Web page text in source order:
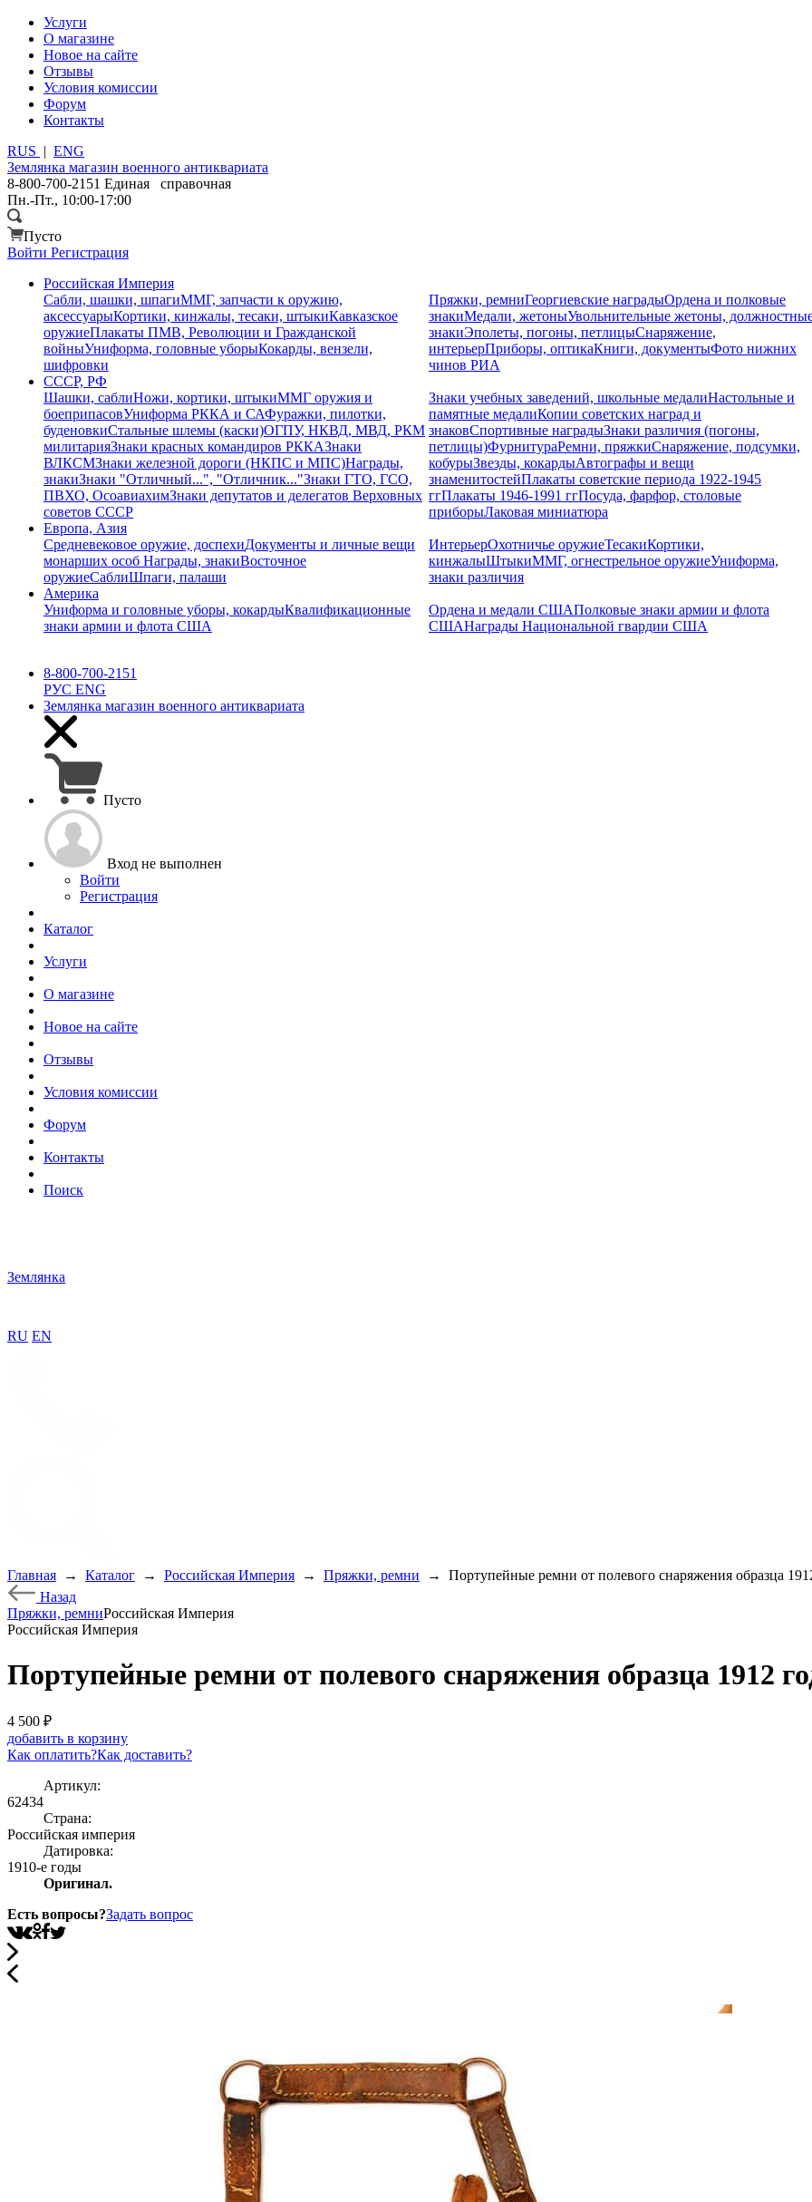
Услуги
О магазине
Новое на сайте
Отзывы
Условия комиссии
Форум
Контакты
RUS | ENG
Землянка магазин военного антиквариата
8-800-700-2151 Единая справочная
Пн.-Пт., 10:00-17:00
Пусто
Войти Регистрация
Российская Империя
Сабли, шашки, шпагиММГ, запчасти к оружию,
аксессуарыКортики, кинжалы, тесаки, штыкиКавказское
оружиеПлакаты ПМВ, Революции и Гражданской
войныУниформа, головные уборыКокарды, вензели,
шифровки
Пряжки, ремниГеоргиевские наградыОрдена и полковые
знакиМедали, жетоныУвольнительные жетоны,
знакиЭполеты, погоны, петлицыСнаряжение,
интерьерПриборы, оптикаКниги, документыФото нижних
чинов РИА
СССР, РФ
Шашки, саблиНожи, кортики, штыкиММГ оружия и
боеприпасовУниформа РККА и САФуражки, пилотки,
буденовкиСтальные шлемы (каски)ОГПУ, НКВД, МВД, РКМ
милитарияЗнаки красных командиров РККАЗнаки
ВЛКСМЗнаки железной дороги (НКПС и МПС)Награды,
знакиЗнаки "Отличный...", "Отличник..."Знаки ГТО, ГСО,
ПВХО, ОсоавиахимЗнаки депутатов и делегатов Верховных
советов СССР
Знаки учебных заведений, школьные медалиНастольные и
памятные медалиКопии советских наград и
знаковСпортивные наградыЗнаки различия (погоны,
петлицы)ФурнитураРемни, пряжкиСнаряжение, подсумки,
кобурыЗвезды, кокардыАвтографы и вещи
знаменитостейПлакаты советские периода 1922-1945
ггПлакаты 1946-1991 ггПосуда, фарфор, столовые
приборыЛаковая миниатюра
Европа, Азия
Средневековое оружие, доспехиДокументы и личные вещи
монарших особ Награды, знакиВосточное
оружиеСаблиШпаги, палаши
ИнтерьерОхотничье оружиеТесакиКортики,
кинжалыШтыкиММГ, огнестрельное оружиеУниформа,
знаки различия
Америка
Униформа и головные уборы, кокардыКвалификационные
знаки армии и флота США
Ордена и медали СШАПолковые знаки армии и флота
СШАНаграды Национальной гвардии США
8-800-700-2151
РУС ENG
Землянка магазин военного антиквариата
Пусто
Вход не выполнен
Войти
Регистрация
Каталог
Услуги
О магазине
Новое на сайте
Отзывы
Условия комиссии
Форум
Контакты
Поиск
Землянка
RU EN
Главная → Каталог → Российская Империя → Пряжки, ремни →
Портупейные ремни от полевого снаряжения образца
Назад
Пряжки, ремниРоссийская Империя
Российская Империя
Портупейные ремни от полевого снаряжения образца 1912
4 500 ₽
добавить в корзину
Как оплатить?Как доставить?
Артикул:
62434
Страна:
Росcийская империя
Датировка:
1910-е годы
Оригинал.
Есть вопросы?Задать вопрос